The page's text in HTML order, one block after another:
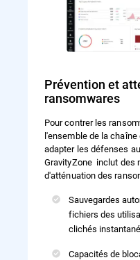
Prévention et
ransomwares
Pour contrer les
l'ensemble de la
adapter les défenses
GravityZone inclut des
d'atténuation des
Sauvegardes
fichiers des
clichés
Capacités de